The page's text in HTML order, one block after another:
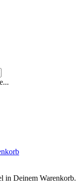
in Deinem Warenkorb.